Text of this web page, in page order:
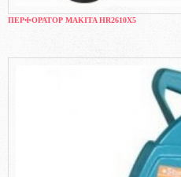
ПЕРФОРАТОР MAKITA HR2610X5